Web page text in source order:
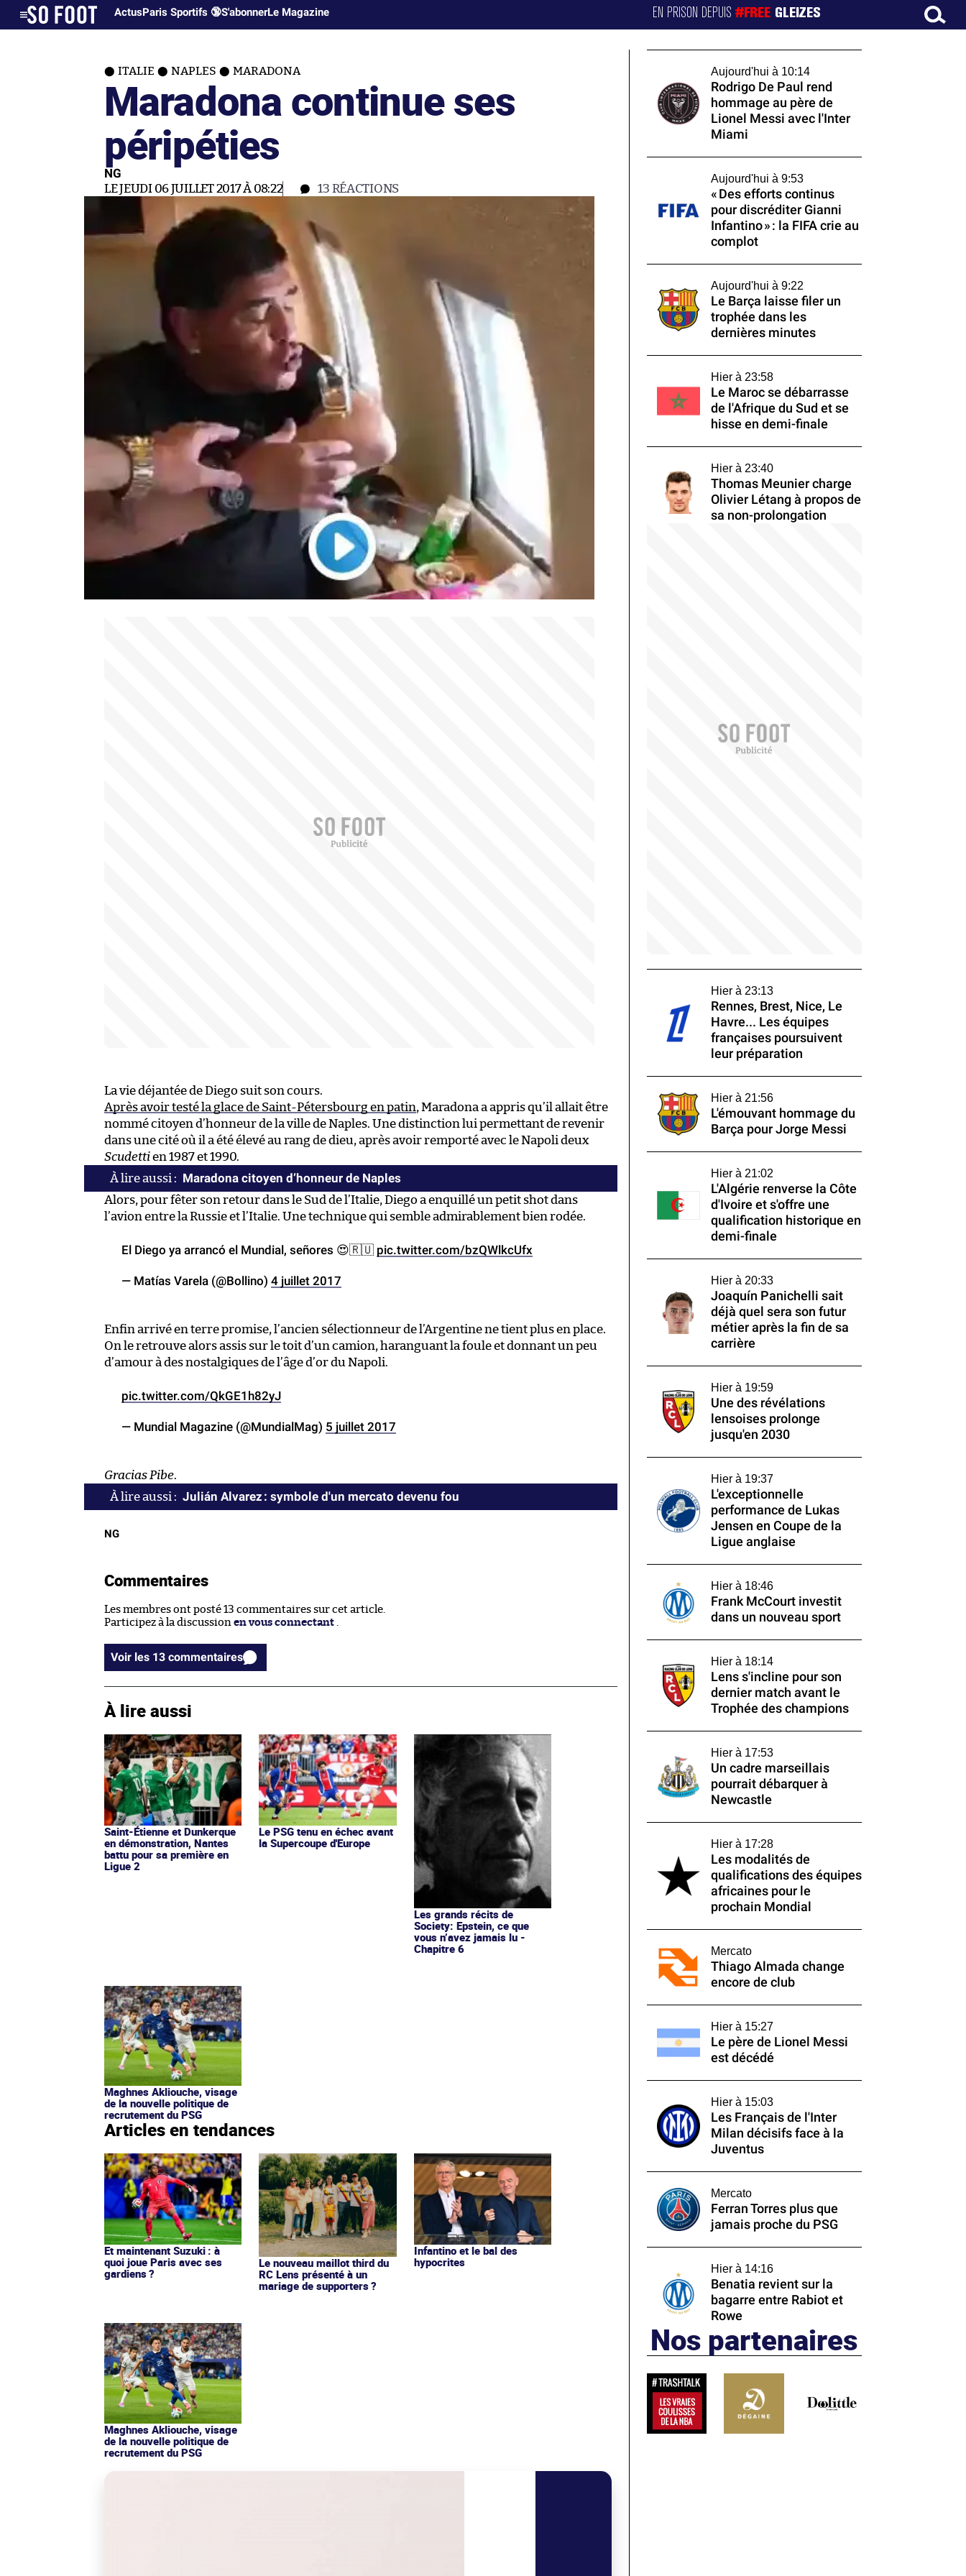
ActusParis Sportifs 🔞S'abonnerLe Magazine EN PRISON DEPUIS#FREE GLEIZES
ITALIE NAPLES MARADONA
Maradona continue ses
péripéties
NG
LE JEUDI 06 JUILLET 2017 À 08:22 13 RÉACTIONS
La vie déjantée de Diego suit son cours.
Après avoir testé la glace de Saint-Pétersbourg en patin, Maradona a appris qu’il allait être
nommé citoyen d’honneur de la ville de Naples. Une distinction lui permettant de revenir
dans une cité où il a été élevé au rang de dieu, après avoir remporté avec le Napoli deux
Scudettien 1987 et 1990.
Maradona citoyen d’honneur de Naples
Alors, pour fêter son retour dans le Sud de l’Italie, Diego a enquillé un petit shot dans
l’avion entre la Russie et l’Italie. Une technique qui semble admirablement bien rodée.
El Diego ya arrancó el Mundial, señores 😍🇷🇺 pic.twitter.com/bzQWlkcUfx
— Matías Varela (@Bollino) 4 juillet 2017
Enfin arrivé en terre promise, l’ancien sélectionneur de l’Argentine ne tient plus en place.
On le retrouve alors assis sur le toit d’un camion, haranguant la foule et donnant un peu
d’amour à des nostalgiques de l’âge d’or du Napoli.
pic.twitter.com/QkGE1h82yJ
— Mundial Magazine (@MundialMag) 5 juillet 2017
Gracias Pibe.
Julián Alvarez : symbole d'un mercato devenu fou
NG
Commentaires
Les membres ont posté 13 commentaires sur cet article.
Participez à la discussion en vous connectant
Voir les 13 commentaires
À lire aussi
Saint-Étienne et Dunkerque
en démonstration, Nantes
battu pour sa première en
Ligue 2
Le PSG tenu en échec avant
la Supercoupe d'Europe
Les grands récits de
Society: Epstein, ce que
vous n’avez jamais lu -
Chapitre 6
Maghnes Akliouche, visage
de la nouvelle politique de
recrutement du PSG
Articles en tendances
Et maintenant Suzuki : à
quoi joue Paris avec ses
gardiens ?
Le nouveau maillot third du
RC Lens présenté à un
mariage de supporters ?
Infantino et le bal des
hypocrites
Maghnes Akliouche, visage
de la nouvelle politique de
recrutement du PSG
Aujourd'hui à 10:14
Rodrigo De Paul rend
hommage au père de
Lionel Messi avec l'Inter
Miami
Aujourd'hui à 9:53
« Des efforts continus
pour discréditer Gianni
Infantino » : la FIFA crie au
complot
Aujourd'hui à 9:22
Le Barça laisse filer un
trophée dans les
dernières minutes
Hier à 23:58
Le Maroc se débarrasse
de l'Afrique du Sud et se
hisse en demi-finale
Hier à 23:40
Thomas Meunier charge
Olivier Létang à propos de
sa non-prolongation
Hier à 23:13
Rennes, Brest, Nice, Le
Havre... Les équipes
françaises poursuivent
leur préparation
Hier à 21:56
L'émouvant hommage du
Barça pour Jorge Messi
Hier à 21:02
L'Algérie renverse la Côte
d'Ivoire et s'offre une
qualification historique en
demi-finale
Hier à 20:33
Joaquín Panichelli sait
déjà quel sera son futur
métier après la fin de sa
carrière
Hier à 19:59
Une des révélations
lensoises prolonge
jusqu'en 2030
Hier à 19:37
L'exceptionnelle
performance de Lukas
Jensen en Coupe de la
Ligue anglaise
Hier à 18:46
Frank McCourt investit
dans un nouveau sport
Hier à 18:14
Lens s'incline pour son
dernier match avant le
Trophée des champions
Hier à 17:53
Un cadre marseillais
pourrait débarquer à
Newcastle
Hier à 17:28
Les modalités de
qualifications des équipes
africaines pour le
prochain Mondial
Mercato
Thiago Almada change
encore de club
Hier à 15:27
Le père de Lionel Messi
est décédé
Hier à 15:03
Les Français de l'Inter
Milan décisifs face à la
Juventus
Mercato
Ferran Torres plus que
jamais proche du PSG
Hier à 14:16
Benatia revient sur la
bagarre entre Rabiot et
Rowe
Nos partenaires